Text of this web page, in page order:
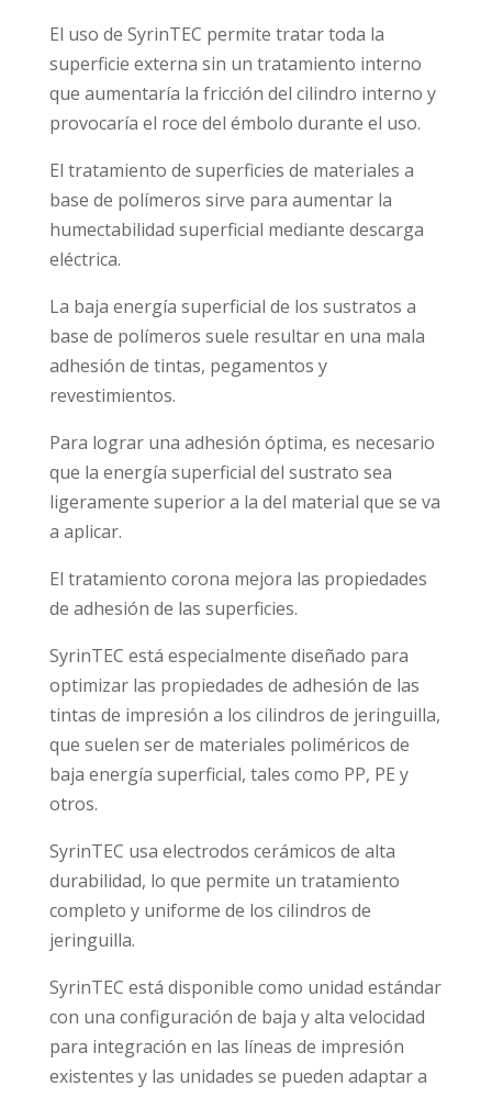
El uso de SyrinTEC permite tratar toda la
superficie externa sin un tratamiento interno
que aumentaría la fricción del cilindro interno y
provocaría el roce del émbolo durante el uso.
El tratamiento de superficies de materiales a
base de polímeros sirve para aumentar la
humectabilidad superficial mediante descarga
eléctrica.
La baja energía superficial de los sustratos a
base de polímeros suele resultar en una mala
adhesión de tintas, pegamentos y
revestimientos.
Para lograr una adhesión óptima, es necesario
que la energía superficial del sustrato sea
ligeramente superior a la del material que se va
a aplicar.
El tratamiento corona mejora las propiedades
de adhesión de las superficies.
SyrinTEC está especialmente diseñado para
optimizar las propiedades de adhesión de las
tintas de impresión a los cilindros de jeringuilla,
que suelen ser de materiales poliméricos de
baja energía superficial, tales como PP, PE y
otros.
SyrinTEC usa electrodos cerámicos de alta
durabilidad, lo que permite un tratamiento
completo y uniforme de los cilindros de
jeringuilla.
SyrinTEC está disponible como unidad estándar
con una configuración de baja y alta velocidad
para integración en las líneas de impresión
existentes y las unidades se pueden adaptar a